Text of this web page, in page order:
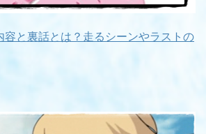
容と裏話とは？走るシーンやラストの